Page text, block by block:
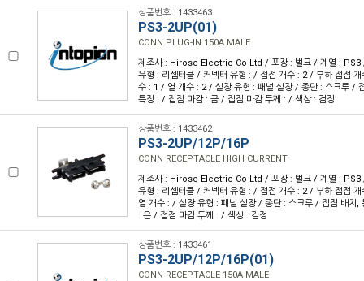
상품번호 : 1433463
PS3-2UP(01)
CONN PLUG-IN 150A MALE
제조사 : Hirose Electric Co Ltd / 포장 : 벌크 / 계열 : PS3
유형 : 리셉터클 / 커넥터 유형 : / 접점 개수 : 2 / 부하 접점
수 : 1 / 열 개수 : 2 / 실장 유형 : 패널 실장 / 종단 : 스크루 /
특징 : / 접점 마감 : 금 / 접점 마감 두께 : / 색상 : 검정
상품번호 : 1433462
PS3-2UP/12P/16P
CONN RECEPTACLE HIGH CURRENT
제조사 : Hirose Electric Co Ltd / 포장 : 벌크 / 계열 : PS3
유형 : 리셉터클 / 커넥터 유형 : / 접점 개수 : 2 / 부하 접점
열 개수 : / 실장 유형 : 패널 실장 / 종단 : 스크루 / 접점 배치
: 은 / 접점 마감 두께 : / 색상 : 검정
상품번호 : 1433461
PS3-2UP/12P/16P(01)
CONN RECEPTACLE 150A MALE